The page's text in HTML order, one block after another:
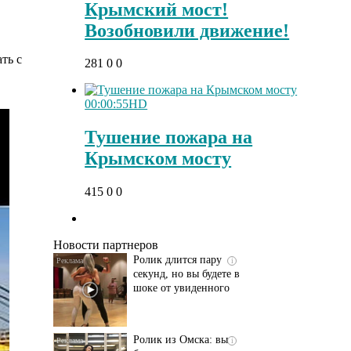
с
Крымский мост!
Возобновили движение!
281 0 0
00:00:55HD
Тушение пожара на
Крымском мосту
415 0 0
Новости партнеров
i
Ролик длится пару
секунд, но вы будете в
шоке от увиденного
i
Ролик из Омска: вы